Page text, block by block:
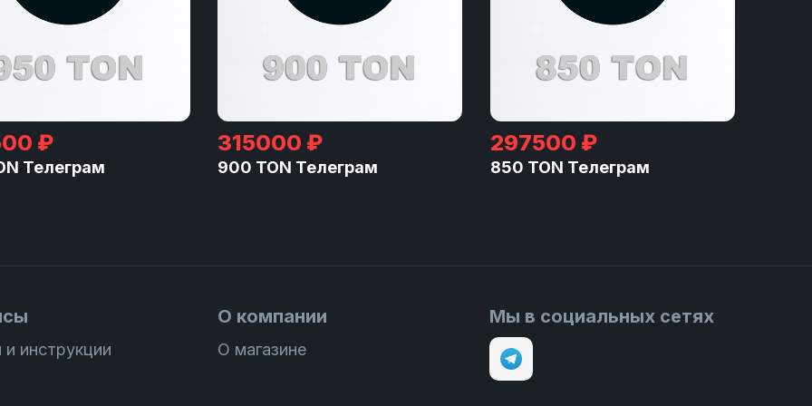
₽
Телеграм
315000 ₽
900 TON Телеграм
297500 ₽
850 TON Телеграм
и инструкции
О компании
О магазине
Мы в социальных сетях